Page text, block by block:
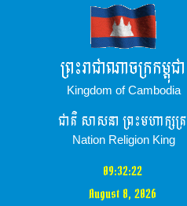
ព្រះរាជាណាចក្រកម្ពុជា
Kingdom of Cambodia
ជាតិ​ សាសនា ព្រះមហាក្សត្រ
Nation Religion King
09:32:22
August 8, 2026